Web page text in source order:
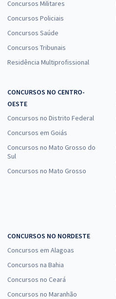
Concursos Militares
Concursos Policiais
Concursos Saúde
Concursos Tribunais
Residência Multiprofissional
CONCURSOS NO CENTRO-
OESTE
Concursos no Distrito Federal
Concursos em Goiás
Concursos no Mato Grosso do
Sul
Concursos no Mato Grosso
CONCURSOS NO NORDESTE
Concursos em Alagoas
Concursos na Bahia
Concursos no Ceará
Concursos no Maranhão